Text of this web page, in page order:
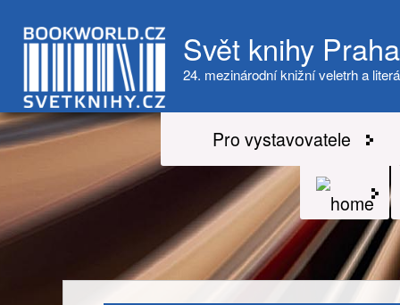
Svět knihy
24. mezinárodní knižní veletrh a
Pro vystavovatele